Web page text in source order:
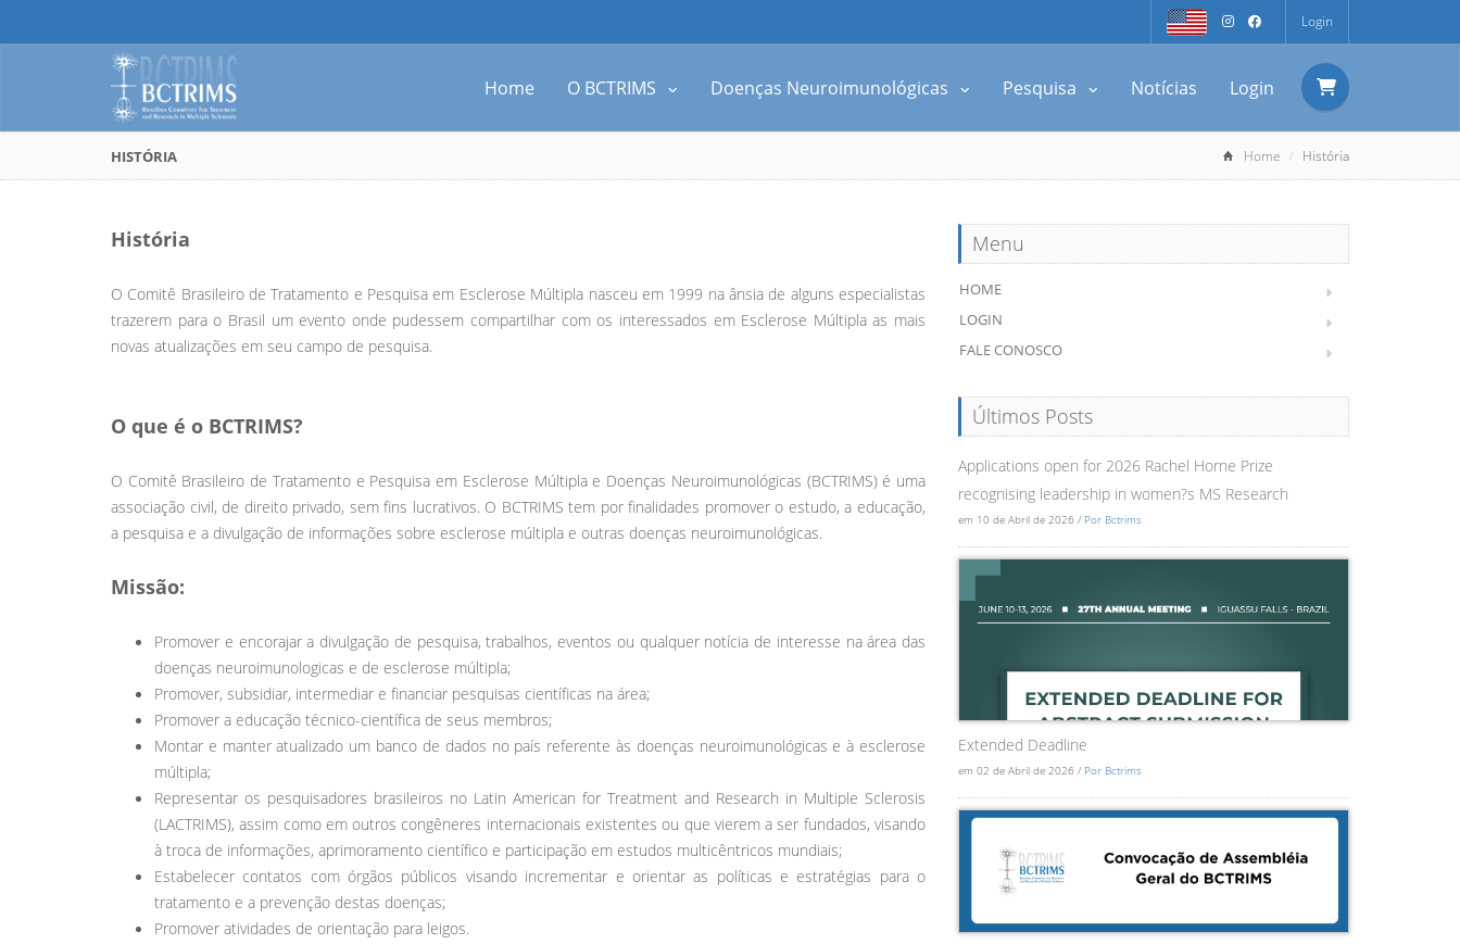
Login
Home O BCTRIMS Doenças Neuroimunológicas Pesquisa Notícias Login
HISTÓRIA Home História
História
O Comitê Brasileiro de Tratamento e Pesquisa em Esclerose Múltipla nasceu em 1999 na ânsia de alguns especialistas
trazerem para o Brasil um evento onde pudessem compartilhar com os interessados em Esclerose Múltipla as mais
novas atualizações em seu campo de pesquisa.
O que é o BCTRIMS?
O Comitê Brasileiro de Tratamento e Pesquisa em Esclerose Múltipla e Doenças Neuroimunológicas (BCTRIMS) é uma
associação civil, de direito privado, sem fins lucrativos. O BCTRIMS tem por finalidades promover o estudo, a educação,
a pesquisa e a divulgação de informações sobre esclerose múltipla e outras doenças neuroimunológicas.
Missão:
Promover e encorajar a divulgação de pesquisa, trabalhos, eventos ou qualquer notícia de interesse na área das
doenças neuroimunologicas e de esclerose múltipla;
Promover, subsidiar, intermediar e financiar pesquisas científicas na área;
Promover a educação técnico-científica de seus membros;
Montar e manter atualizado um banco de dados no país referente às doenças neuroimunológicas e à esclerose
múltipla;
Representar os pesquisadores brasileiros no Latin American for Treatment and Research in Multiple Sclerosis
(LACTRIMS), assim como em outros congêneres internacionais existentes ou que vierem a ser fundados, visando
à troca de informações, aprimoramento científico e participação em estudos multicêntricos mundiais;
Estabelecer contatos com órgãos públicos visando incrementar e orientar as políticas e estratégias para o
tratamento e a prevenção destas doenças;
Promover atividades de orientação para leigos.
Menu
HOME
LOGIN
FALE CONOSCO
Últimos Posts
Applications open for 2026 Rachel Horne Prize
recognising leadership in women?s MS Research
em 10 de Abril de 2026 / Por Bctrims
Extended Deadline
em 02 de Abril de 2026 / Por Bctrims